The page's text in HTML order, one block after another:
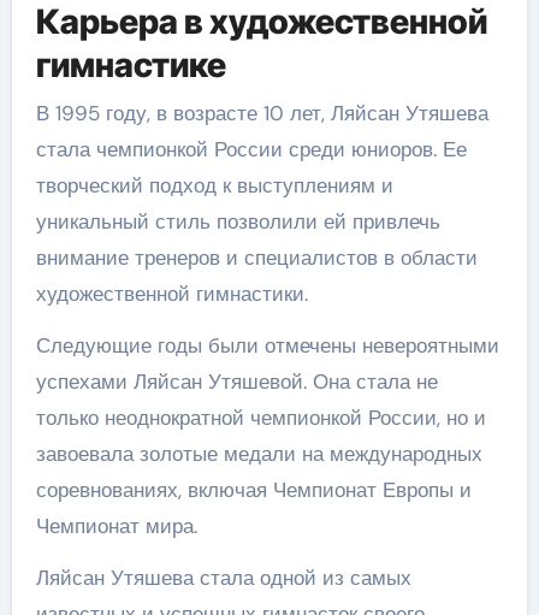
Карьера в художественной
гимнастике
В 1995 году, в возрасте 10 лет, Ляйсан Утяшева
стала чемпионкой России среди юниоров. Ее
творческий подход к выступлениям и
уникальный стиль позволили ей привлечь
внимание тренеров и специалистов в области
художественной гимнастики.
Следующие годы были отмечены невероятными
успехами Ляйсан Утяшевой. Она стала не
только неоднократной чемпионкой России, но и
завоевала золотые медали на международных
соревнованиях, включая Чемпионат Европы и
Чемпионат мира.
Ляйсан Утяшева стала одной из самых